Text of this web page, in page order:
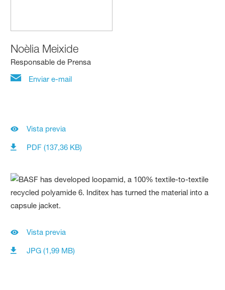
Noèlia Meixide
Responsable de Prensa
Enviar e-mail
Vista previa
PDF (137,36 KB)
Vista previa
JPG (1,99 MB)